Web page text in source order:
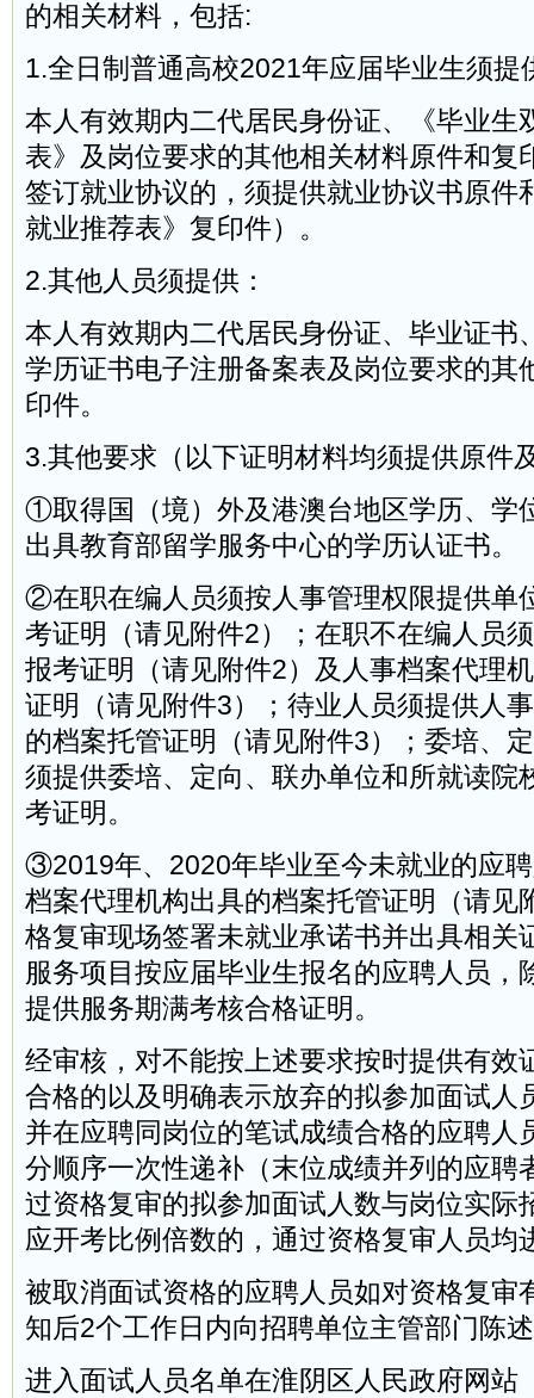
的相关材料，包括:
1.全日制普通高校2021年应届毕业生须提
本人有效期内二代居民身份证、《毕业生
表》及岗位要求的其他相关材料原件和复
签订就业协议的，须提供就业协议书原件
就业推荐表》复印件）。
2.其他人员须提供：
本人有效期内二代居民身份证、毕业证书
学历证书电子注册备案表及岗位要求的其
印件。
3.其他要求（以下证明材料均须提供原件
①取得国（境）外及港澳台地区学历、学
出具教育部留学服务中心的学历认证书。
②在职在编人员须按人事管理权限提供单
考证明（请见附件2）；在职不在编人员
报考证明（请见附件2）及人事档案代理
证明（请见附件3）；待业人员须提供人
的档案托管证明（请见附件3）；委培、
须提供委培、定向、联办单位和所就读院
考证明。
③2019年、2020年毕业至今未就业的应
档案代理机构出具的档案托管证明（请见
格复审现场签署未就业承诺书并出具相关
服务项目按应届毕业生报名的应聘人员，
提供服务期满考核合格证明。
经审核，对不能按上述要求按时提供有效
合格的以及明确表示放弃的拟参加面试人
并在应聘同岗位的笔试成绩合格的应聘人
分顺序一次性递补（末位成绩并列的应聘
过资格复审的拟参加面试人数与岗位实际
应开考比例倍数的，通过资格复审人员均
被取消面试资格的应聘人员如对资格复审
知后2个工作日内向招聘单位主管部门陈
进入面试人员名单在淮阴区人民政府网站